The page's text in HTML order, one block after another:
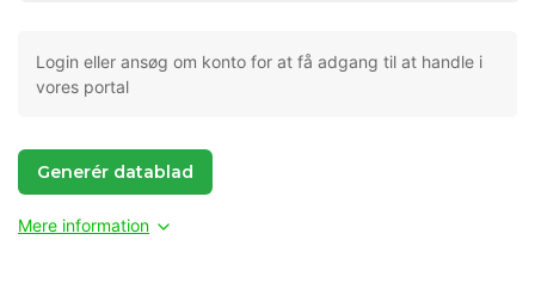
Login eller ansøg om konto for at få adgang til at handle i
vores portal
Generér datablad
Mere information